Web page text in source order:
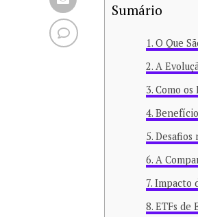
Sumário
O Que
A
Como os
Desafios
A
Impacto
ETFs de